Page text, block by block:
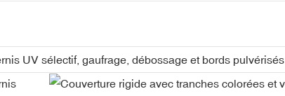
UV sélectif, gaufrage, débossage et bords pulvérisés